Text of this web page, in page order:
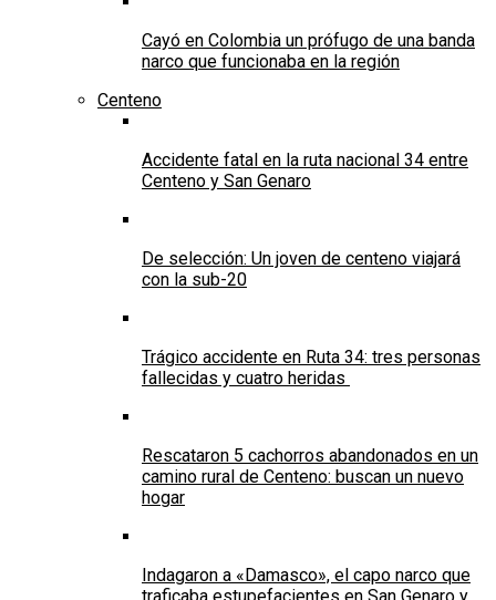
Cayó en Colombia un prófugo de una banda
narco que funcionaba en la región
Centeno
Accidente fatal en la ruta nacional 34 entre
Centeno y San Genaro
De selección: Un joven de centeno viajará
con la sub-20
Trágico accidente en Ruta 34: tres personas
fallecidas y cuatro heridas
Rescataron 5 cachorros abandonados en un
camino rural de Centeno: buscan un nuevo
hogar
Indagaron a «Damasco», el capo narco que